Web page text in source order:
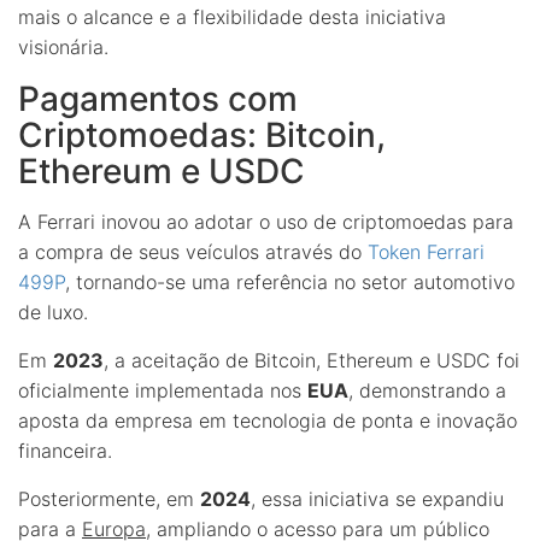
mais o alcance e a flexibilidade desta iniciativa
visionária.
Pagamentos com
Criptomoedas: Bitcoin,
Ethereum e USDC
A Ferrari inovou ao adotar o uso de criptomoedas para
a compra de seus veículos através do Token Ferrari
499P, tornando-se uma referência no setor automotivo
de luxo.
Em 2023, a aceitação de Bitcoin, Ethereum e USDC foi
oficialmente implementada nos EUA, demonstrando a
aposta da empresa em tecnologia de ponta e inovação
financeira.
Posteriormente, em 2024, essa iniciativa se expandiu
para a Europa, ampliando o acesso para um público